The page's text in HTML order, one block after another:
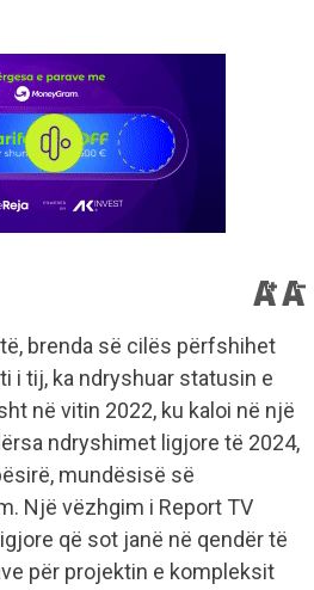
brenda së cilës përfshihet
i tij, ka ndryshuar statusin e
në vitin 2022, ku kaloi në një
ndryshimet ligjore të 2024,
mundësisë së
Një vëzhgim i Report TV
që sot janë në qendër të
për projektin e kompleksit